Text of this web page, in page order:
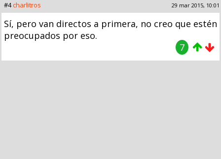
#4charlitros 29 mar 2015, 10:01
Sí, pero van directos a primera, no creo que estén
preocupados por eso.
7